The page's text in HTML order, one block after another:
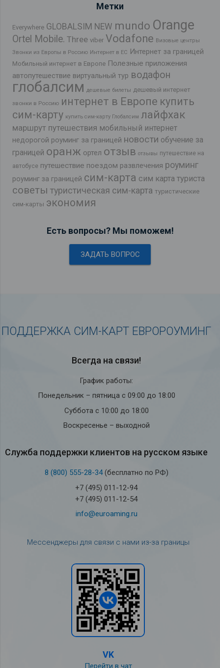
Метки
Everywhere GLOBALSIM NEW mundo Orange
Ortel Mobile. Three viber Vodafone Визовые центры
Звонки из Европы в Россию Интернет в ЕС Интернет за границей
Мобильный интернет в Европе Полезные приложения
автопутешествие виртуальный тур водафон
глобалсим дешевые билеты дешевый интернет
звонки в Россию интернет в Европе купить
сим-карту купить сим-карту Глобалсим лайфхак
маршрут путешествия мобильный интернет
недорогой роуминг за границей новости обучение за
границей оранж ортел отзыв отзывы путешествие на
автобусе путешествие поездом развлечения роуминг
роуминг за границей сим-карта сим карта туриста
советы туристическая сим-карта туристические
сим-карты экономия
Есть вопросы? Мы поможем!
ЗАДАТЬ ВОПРОС
ПОДДЕРЖКА СИМ-КАРТ ЕВРОРОУМИНГ
Всегда на связи!
График работы:
Понедельник – пятница с 09:00 до 18:00
Суббота с 10:00 до 18:00
Воскресенье – выходной
Служба под­держки кли­ен­тов на рус­ском языке
8 (800) 555-28-34(бесплатно по РФ)
+7 (495) 011-12-94
+7 (495) 011-12-54
info@euroaming.ru
Мессенджеры для связи с нами из-за границы
VK
Перейти в чат